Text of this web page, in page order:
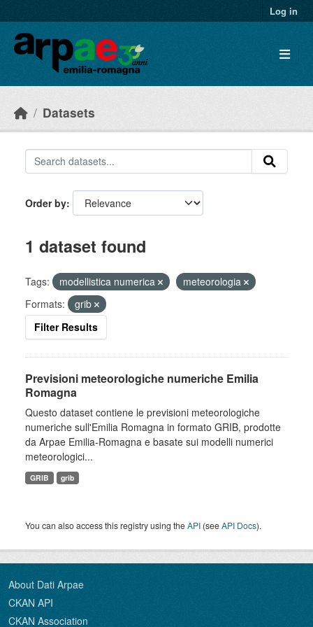
Log in
Datasets
Order by
1 dataset found
Tags: modellistica numerica
meteorologia
Formats:
grib
Filter Results
Previsioni meteorologiche numeriche Emilia
Romagna
Questo dataset contiene le previsioni meteorologiche
numeriche sull'Emilia Romagna in formato GRIB, prodotte
da Arpae Emilia-Romagna e basate sui modelli numerici
meteorologici...
GRIB grib
You can also access this registry using theAPI (seeAPI Docs).
About Dati Arpae
CKAN API
CKAN Association